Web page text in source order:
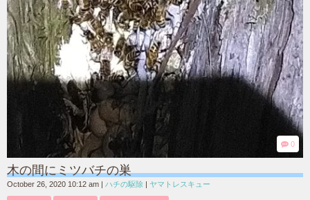
0
木の間にミツバチの巣
October 26, 2020 10:12 am ハチの駆除 ヤマトレスキュー